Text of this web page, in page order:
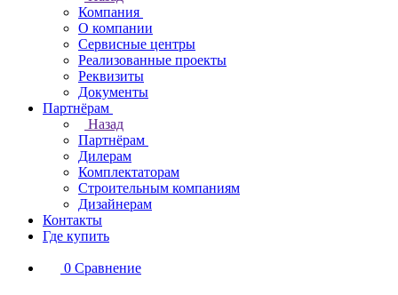
Компания
О компании
Сервисные центры
Реализованные проекты
Реквизиты
Документы
Партнёрам
Назад
Партнёрам
Дилерам
Комплектаторам
Строительным компаниям
Дизайнерам
Контакты
Где купить
0 Сравнение